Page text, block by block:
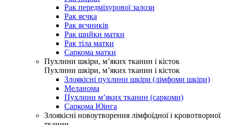
Рак передміхурової залози
Рак яєчка
Рак яєчників
Рак шийки матки
Рак тіла матки
Саркома матки
Пухлини шкіри, м’яких тканин і кісток
Пухлини шкіри, м’яких тканин і кісток
Злоякісні пухлини шкіри (лімфоми шкіри)
Меланома
Пухлини м’яких тканин (саркоми)
Саркома Юінга
Злоякісні новоутворення лімфоїдної і кровотворної